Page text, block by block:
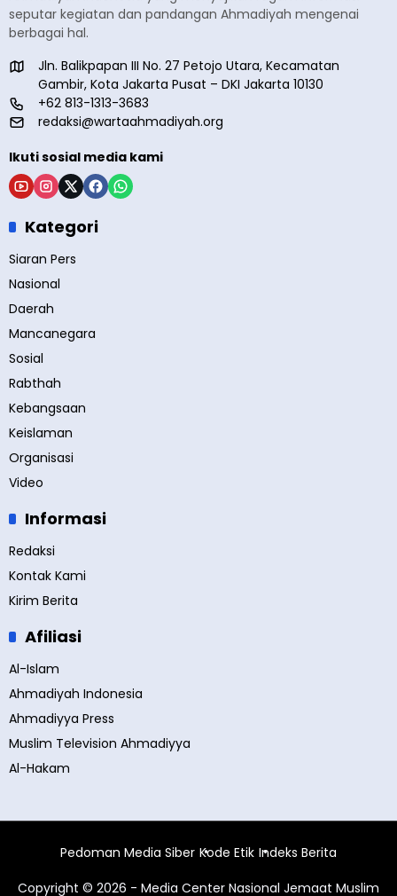
seputar kegiatan dan pandangan Ahmadiyah mengenai
berbagai hal.
Jln. Balikpapan III No. 27 Petojo Utara, Kecamatan
Gambir, Kota Jakarta Pusat – DKI Jakarta 10130
+62 813-1313-3683
redaksi@wartaahmadiyah.org
Ikuti sosial media kami
Kategori
Siaran Pers
Nasional
Daerah
Mancanegara
Sosial
Rabthah
Kebangsaan
Keislaman
Organisasi
Video
Informasi
Redaksi
Kontak Kami
Kirim Berita
Afiliasi
Al-Islam
Ahmadiyah Indonesia
Ahmadiyya Press
Muslim Television Ahmadiyya
Al-Hakam
Pedoman Media Siber Kode Etik Indeks Berita
Copyright © 2026 - Media Center Nasional Jemaat Muslim